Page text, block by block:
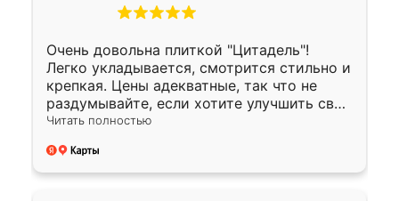
Очень довольна плиткой "Цитадель"!
Легко укладывается, смотрится стильно и
крепкая. Цены адекватные, так что не
раздумывайте, если хотите улучшить свой
двор!
Читать полностью